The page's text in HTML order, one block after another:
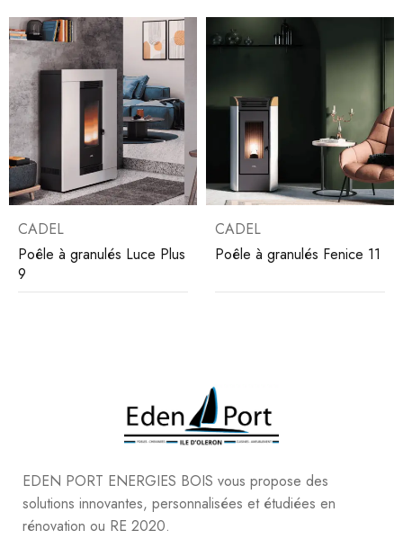
CADEL
Poêle à granulés Luce Plus
9
CADEL
Poêle à granulés Fenice 11
EDEN PORT ENERGIES BOIS vous propose des
solutions innovantes, personnalisées et étudiées en
rénovation ou RE 2020.